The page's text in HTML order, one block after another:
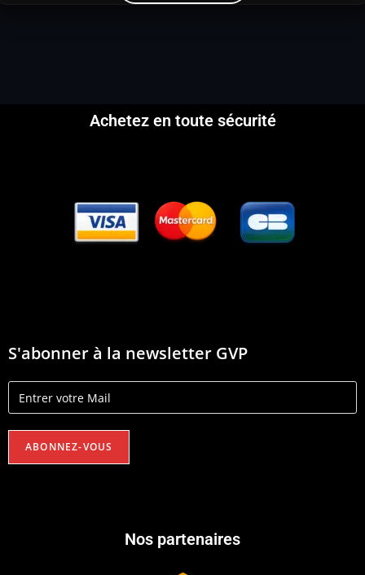
Achetez en toute sécurité
S'abonner à la newsletter GVP
Nos partenaires